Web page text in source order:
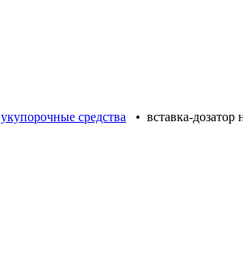
укупорочные средства • вставка-дозатор